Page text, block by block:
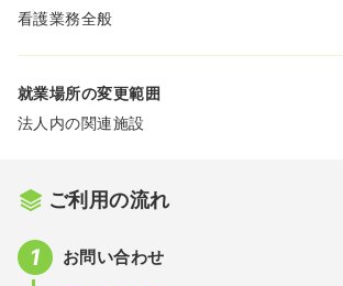
看護業務全般
就業場所の変更範囲
法人内の関連施設
ご利用の流れ
お問い合わせ